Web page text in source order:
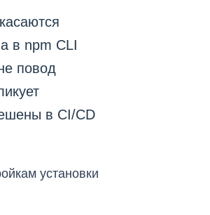
в npm CLI
повод
в CI/CD
установки